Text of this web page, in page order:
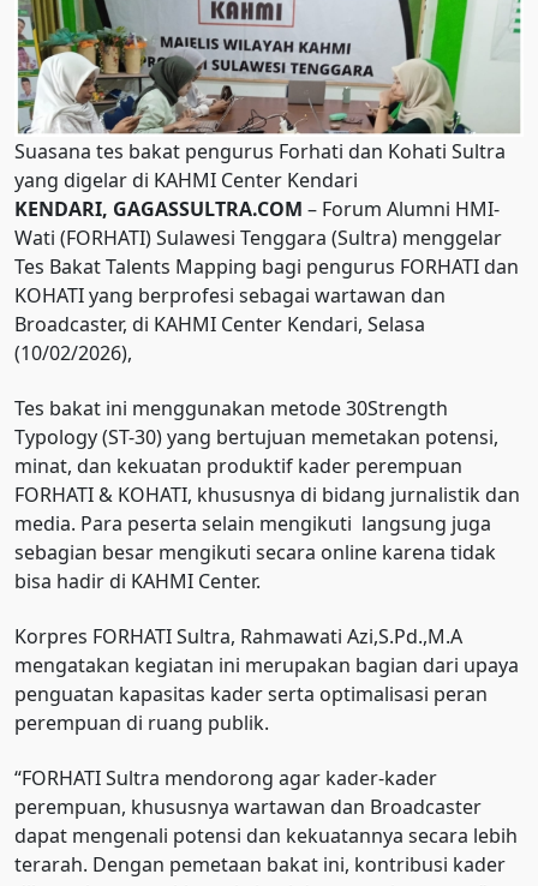
Suasana tes bakat pengurus Forhati dan Kohati Sultra
yang digelar di KAHMI Center Kendari
KENDARI, GAGASSULTRA.COM – Forum Alumni HMI-
Wati (FORHATI) Sulawesi Tenggara (Sultra) menggelar
Tes Bakat Talents Mapping bagi pengurus FORHATI dan
KOHATI yang berprofesi sebagai wartawan dan
Broadcaster, di KAHMI Center Kendari, Selasa
(10/02/2026),
Tes bakat ini menggunakan metode 30Strength
Typology (ST-30) yang bertujuan memetakan potensi,
minat, dan kekuatan produktif kader perempuan
FORHATI & KOHATI, khususnya di bidang jurnalistik dan
media. Para peserta selain mengikuti langsung juga
sebagian besar mengikuti secara online karena tidak
bisa hadir di KAHMI Center.
Korpres FORHATI Sultra, Rahmawati Azi,S.Pd.,M.A
mengatakan kegiatan ini merupakan bagian dari upaya
penguatan kapasitas kader serta optimalisasi peran
perempuan di ruang publik.
“FORHATI Sultra mendorong agar kader-kader
perempuan, khususnya wartawan dan Broadcaster
dapat mengenali potensi dan kekuatannya secara lebih
terarah. Dengan pemetaan bakat ini, kontribusi kader